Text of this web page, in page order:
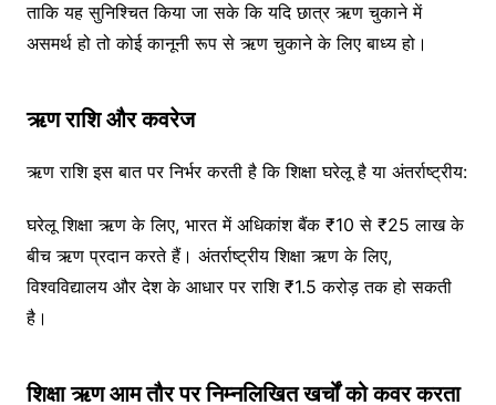
ताकि यह सुनिश्चित किया जा सके कि यदि छात्र ऋण चुकाने में
असमर्थ हो तो कोई कानूनी रूप से ऋण चुकाने के लिए बाध्य हो।
ऋण राशि और कवरेज
ऋण राशि इस बात पर निर्भर करती है कि शिक्षा घरेलू है या अंतर्राष्ट्रीय:
घरेलू शिक्षा ऋण के लिए, भारत में अधिकांश बैंक ₹10 से ₹25 लाख के
बीच ऋण प्रदान करते हैं। अंतर्राष्ट्रीय शिक्षा ऋण के लिए,
विश्वविद्यालय और देश के आधार पर राशि ₹1.5 करोड़ तक हो सकती
है।
शिक्षा ऋण आम तौर पर निम्नलिखित खर्चों को कवर करता